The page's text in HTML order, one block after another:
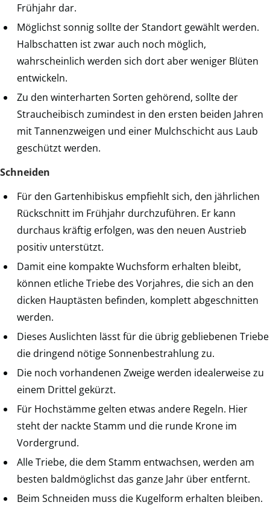
Frühjahr dar.
Möglichst sonnig sollte der Standort gewählt werden.
Halbschatten ist zwar auch noch möglich,
wahrscheinlich werden sich dort aber weniger Blüten
entwickeln.
Zu den winterharten Sorten gehörend, sollte der
Straucheibisch zumindest in den ersten beiden Jahren
mit Tannenzweigen und einer Mulchschicht aus Laub
geschützt werden.
Schneiden
Für den Gartenhibiskus empfiehlt sich, den jährlichen
Rückschnitt im Frühjahr durchzuführen. Er kann
durchaus kräftig erfolgen, was den neuen Austrieb
positiv unterstützt.
Damit eine kompakte Wuchsform erhalten bleibt,
können etliche Triebe des Vorjahres, die sich an den
dicken Hauptästen befinden, komplett abgeschnitten
werden.
Dieses Auslichten lässt für die übrig gebliebenen Triebe
die dringend nötige Sonnenbestrahlung zu.
Die noch vorhandenen Zweige werden idealerweise zu
einem Drittel gekürzt.
Für Hochstämme gelten etwas andere Regeln. Hier
steht der nackte Stamm und die runde Krone im
Vordergrund.
Alle Triebe, die dem Stamm entwachsen, werden am
besten baldmöglichst das ganze Jahr über entfernt.
Beim Schneiden muss die Kugelform erhalten bleiben.